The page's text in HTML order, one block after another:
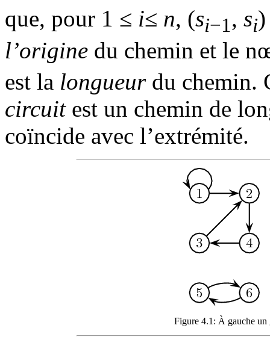
que, pour 1 ≤ i≤ n, (si−1, si
l’origine du chemin et le
est la longueurdu chemin.
circuitest un chemin de
coïncide avec l’extrémité.
Figure 4.1: À gauche un